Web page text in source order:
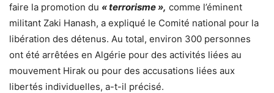
faire la promotion du « terrorisme », comme l’éminent
militant Zaki Hanash, a expliqué le Comité national pour la
libération des détenus. Au total, environ 300 personnes
ont été arrêtées en Algérie pour des activités liées au
mouvement Hirak ou pour des accusations liées aux
libertés individuelles, a-t-il précisé.